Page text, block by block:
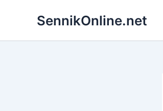
SennikOnline.net